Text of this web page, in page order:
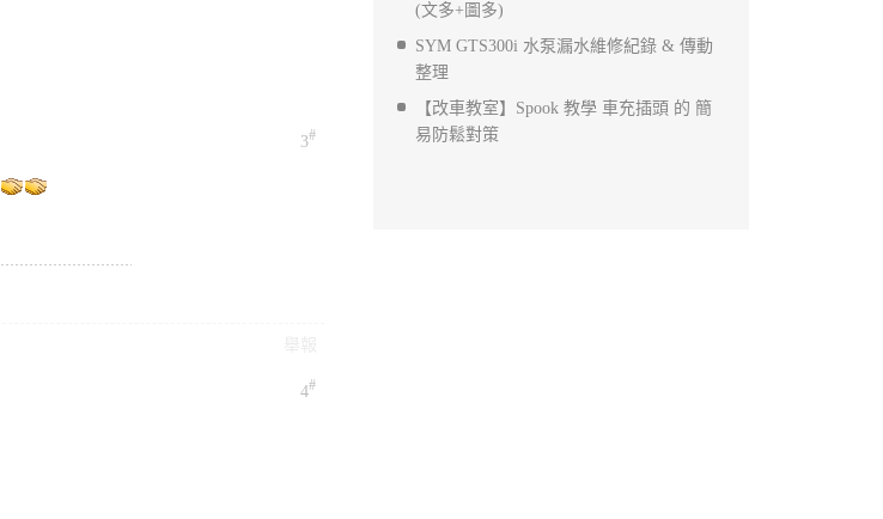
3#
4#
(文多+圖多)
SYM GTS300i 水泵漏水維修紀錄 & 傳動
整理
【改車教室】Spook 教學 車充插頭 的 簡
易防鬆對策